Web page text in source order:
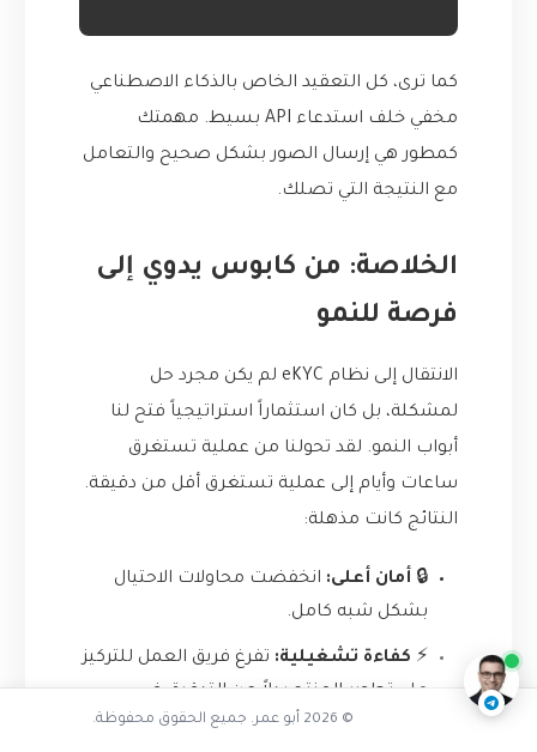
كما ترى، كل التعقيد الخاص بالذكاء الاصطناعي
مخفي خلف استدعاء API بسيط. مهمتك
كمطور هي إرسال الصور بشكل صحيح والتعامل
مع النتيجة التي تصلك.
الخلاصة: من كابوس يدوي إلى
فرصة للنمو
الانتقال إلى نظام eKYC لم يكن مجرد حل
لمشكلة، بل كان استثماراً استراتيجياً فتح لنا
أبواب النمو. لقد تحولنا من عملية تستغرق
ساعات وأيام إلى عملية تستغرق أقل من دقيقة.
النتائج كانت مذهلة:
🔒 أمان أعلى: انخفضت محاولات الاحتيال
بشكل شبه كامل.
⚡️ كفاءة تشغيلية: تفرغ فريق العمل للتركيز
على تطوير المنتج بدلاً من التدقيق في
تفاعل مع الذكاء الاصطناعي
ناقشنا على تليجرام@AbuOmarTech_bot
© 2026 أبو عمر. جميع الحقوق محفوظة.